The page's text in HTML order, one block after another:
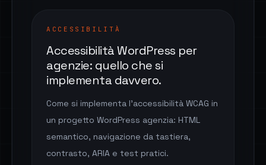
ACCESSIBILITÀ
Accessibilità WordPress per
agenzie: quello che si
implementa davvero.
Come si implementa l'accessibilità WCAG in
un progetto WordPress agenzia: HTML
semantico, navigazione da tastiera,
contrasto, ARIA e test pratici.